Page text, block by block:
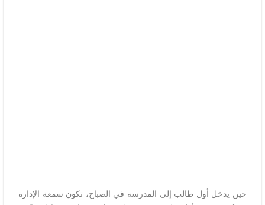
حين يدخل أول طالب إلى المدرسة في الصباح، تكون سمعة الإدارة